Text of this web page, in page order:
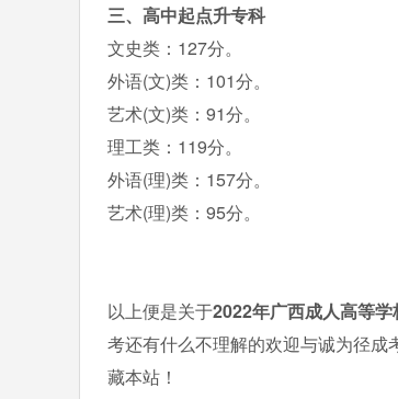
三、高中起点升专科
文史类：127分。
外语(文)类：101分。
艺术(文)类：91分。
理工类：119分。
外语(理)类：157分。
艺术(理)类：95分。
以上便是关于2022年广西成人高等
考还有什么不理解的欢迎与诚为径
藏本站！